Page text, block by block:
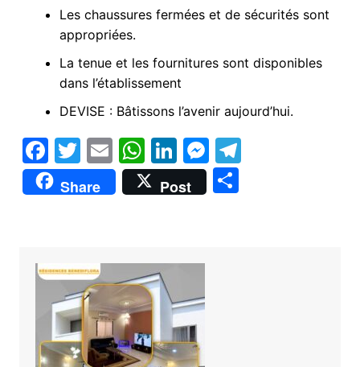
Les chaussures fermées et de sécurités sont
appropriées.
La tenue et les fournitures sont disponibles
dans l’établissement
DEVISE : Bâtissons l’avenir aujourd’hui.
F
a
c
o
o
k
T
w
itt
E
m
ai
W
h
at
p
p
Li
n
k
M
e
s
T
Share Post
P